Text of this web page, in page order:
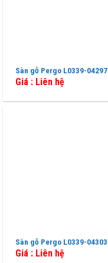
Sàn gỗ Pergo L0339-04297
Giá : Liên hệ
Sàn gỗ Pergo L0339-04303
Giá : Liên hệ